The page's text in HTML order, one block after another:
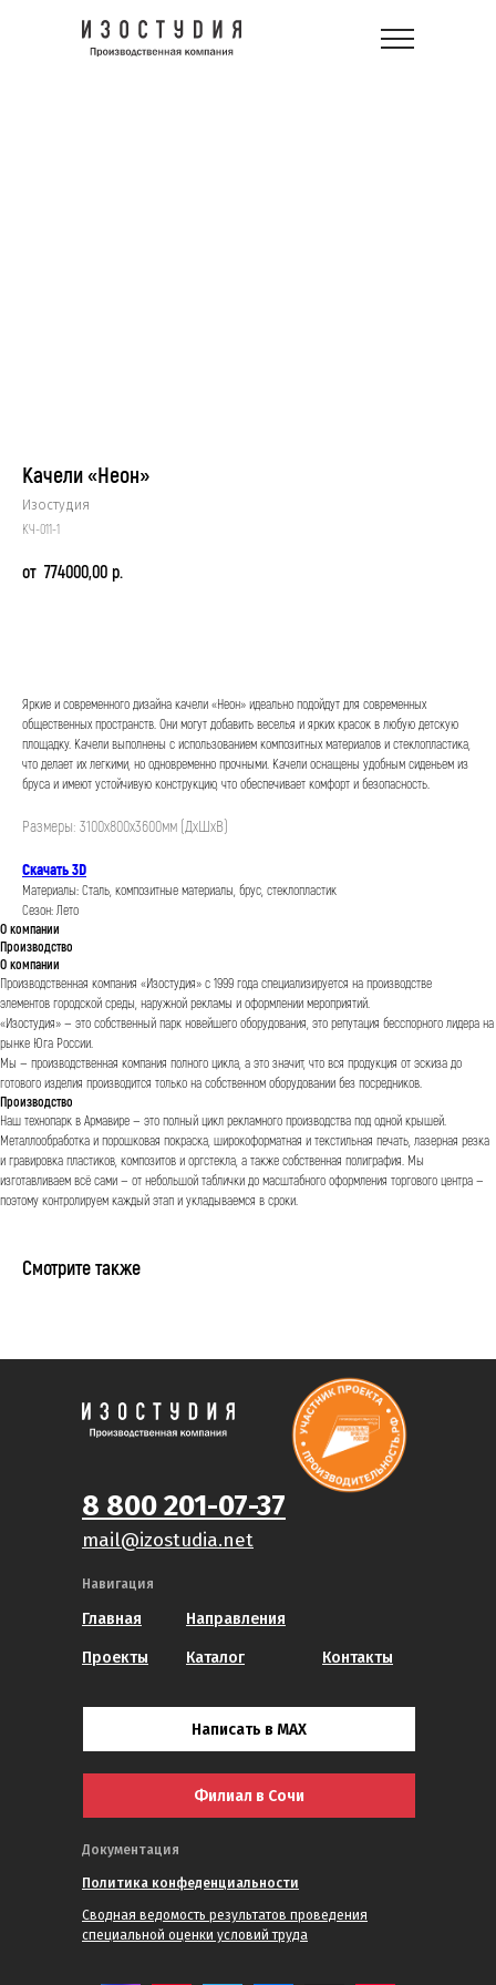
Качели «Неон»
Изостудия
КЧ-011-1
774000,00 р.
Яркие и современного дизайна качели «Неон» идеально подойдут для современных
общественных пространств. Они могут добавить веселья и ярких красок в любую детскую
площадку. Качели выполнены с использованием композитных материалов и стеклопластика,
что делает их легкими, но одновременно прочными. Качели оснащены удобным сиденьем из
бруса и имеют устойчивую конструкцию, что обеспечивает комфорт и безопасность.
Размеры: 3100х800х3600мм (ДхШхВ)
Скачать 3D
Материалы: Сталь, композитные материалы, брус, стеклопластик
Сезон: Лето
О компании
Производство
О компании
Производственная компания «Изостудия» с 1999 года специализируется на производстве
элементов городской среды, наружной рекламы и оформлении мероприятий.
«Изостудия» — это собственный парк новейшего оборудования, это репутация бесспорного лидера на
рынке Юга России.
Мы — производственная компания полного цикла, а это значит, что вся продукция от эскиза до
готового изделия производится только на собственном оборудовании без посредников.
Производство
Наш технопарк в Армавире — это полный цикл рекламного производства под одной крышей.
Металлообработка и порошковая покраска, широкоформатная и текстильная печать, лазерная резка
и гравировка пластиков, композитов и оргстекла, а также собственная полиграфия. Мы
изготавливаем всё сами — от небольшой таблички до масштабного оформления торгового центра —
поэтому контролируем каждый этап и укладываемся в сроки.
Смотрите также
Главная
Политика конфеденциальности
Навигация
Документация
Направления
Каталог Контакты
8 800 201-07-37
Сводная ведомость результатов проведения
специальной оценки условий труда
Проекты
mail@izostudia.net
Написать в MAX
Филиал в Сочи